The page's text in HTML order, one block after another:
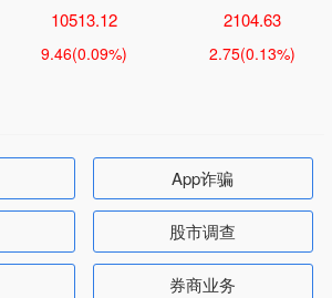
10513.12
9.46(0.09%)
2104.63
2.75(0.13%)
App诈骗
股市调查
券商业务